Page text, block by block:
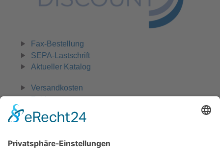
Fax-Bestellung
SEPA-Lastschrift
Aktueller Katalog
Versandkosten
Zahlungsarten
Widerruf
0 42 31 - 970 661